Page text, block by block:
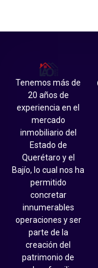
Tenemos más de
20 años de
experiencia en el
mercado
inmobiliario del
Estado de
Querétaro y el
Bajío, lo cual nos ha
permitido
concretar
innumerables
operaciones y ser
parte de la
creación del
patrimonio de